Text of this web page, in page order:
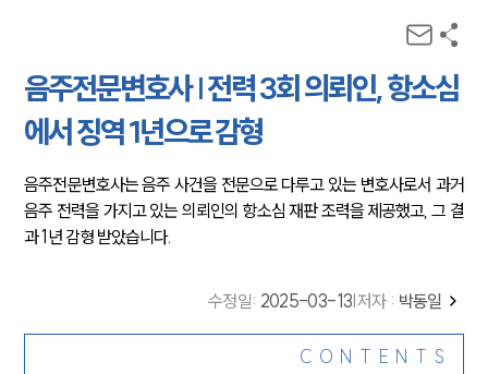
음주전문변호사 | 전력 3회 의뢰인, 항소심
에서 징역 1년으로 감형
음주전문변호사는 음주 사건을 전문으로 다루고 있는 변호사로서 과거
음주 전력을 가지고 있는 의뢰인의 항소심 재판 조력을 제공했고, 그 결
과 1년 감형 받았습니다.
수정일: 2025-03-13 저자 : 박동일
CONTENTS